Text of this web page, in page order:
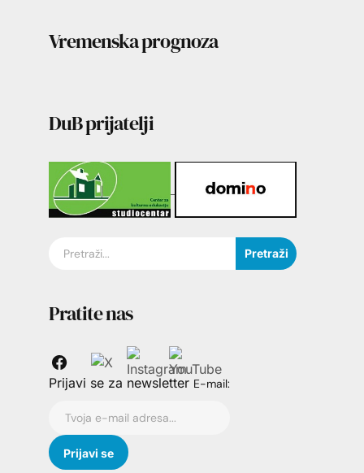
Vremenska prognoza
DuB prijatelji
Pretraži
Pratite nas
Prijavi se za newsletter E-mail: